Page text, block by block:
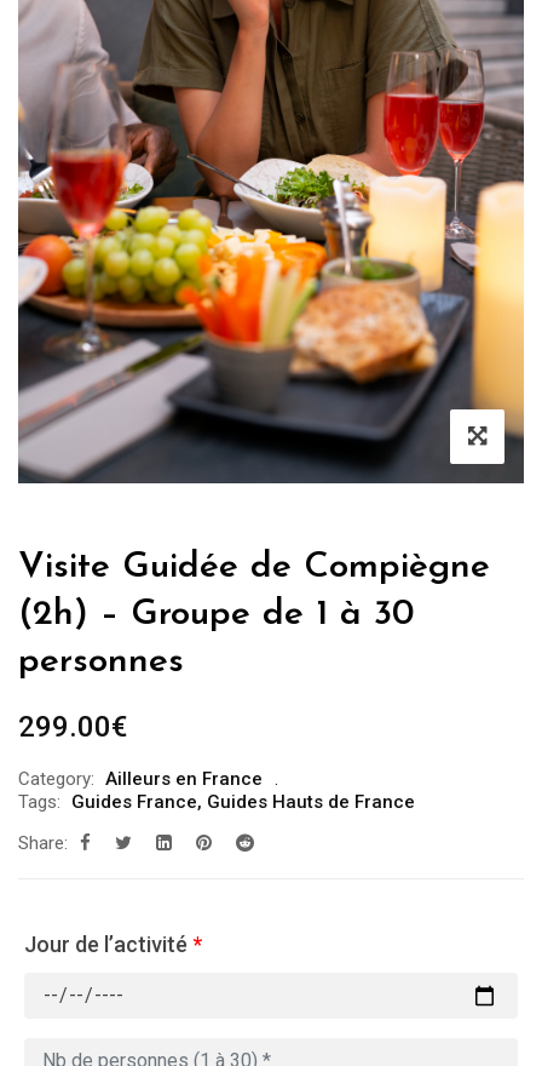
Visite Guidée de Compiègne
(2h) – Groupe de 1 à 30
personnes
299.00€
Category: Ailleurs en France
Tags:
Guides France, Guides Hauts de France
Share:
Jour de l’activité *